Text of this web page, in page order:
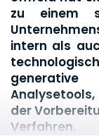
zu einem
intern als
der
Verfahren.